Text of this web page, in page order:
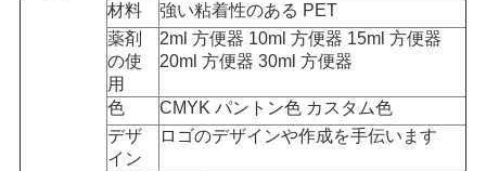
材料
強い粘着性のある PET
薬剤
の使
用
2ml 方便器 10ml 方便器 15ml 方便器
20ml 方便器 30ml 方便器
色
CMYK パントン色 カスタム色
デザ
イン
ロゴのデザインや作成を手伝います